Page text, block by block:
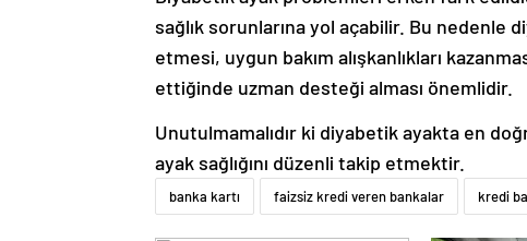
sağlık sorunlarına yol açabilir. Bu nedenle
etmesi, uygun bakım alışkanlıkları
ettiğinde uzman desteği alması önemlidir.
Unutulmamalıdır ki diyabetik ayakta en
ayak sağlığını düzenli takip etmektir.
banka kartı faizsiz kredi veren bankalar kredi